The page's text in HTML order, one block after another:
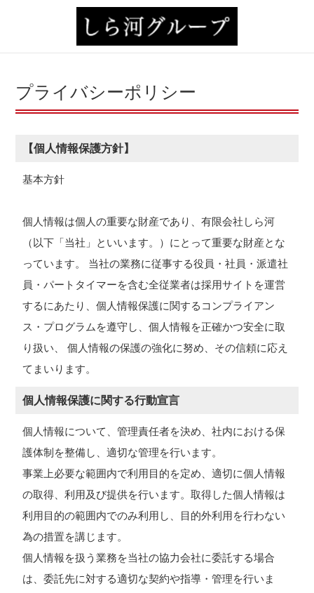
プライバシーポリシー
【個人情報保護方針】
基本方針
個人情報は個人の重要な財産であり、有限会社しら河
（以下「当社」といいます。）にとって重要な財産とな
っています。 当社の業務に従事する役員・社員・派遣社
員・パートタイマーを含む全従業者は採用サイトを運営
するにあたり、個人情報保護に関するコンプライアン
ス・プログラムを遵守し、個人情報を正確かつ安全に取
り扱い、 個人情報の保護の強化に努め、その信頼に応え
てまいります。
個人情報保護に関する行動宣言
個人情報について、管理責任者を決め、社内における保
護体制を整備し、適切な管理を行います。
事業上必要な範囲内で利用目的を定め、適切に個人情報
の取得、利用及び提供を行います。取得した個人情報は
利用目的の範囲内でのみ利用し、目的外利用を行わない
為の措置を講じます。
個人情報を扱う業務を当社の協力会社に委託する場合
は、委託先に対する適切な契約や指導・管理を行いま